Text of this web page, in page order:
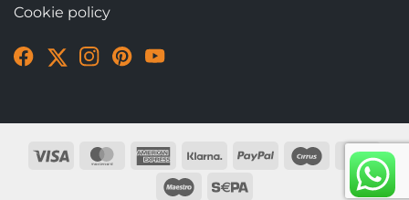
Cookie policy
Visit
page
Visit
account
Visit
account
Visit
accountaccount